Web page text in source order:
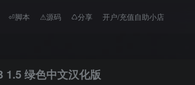
⏎脚本 ⚠︎源码 ♺分享 开户/充值自助小店
绿色中文汉化版